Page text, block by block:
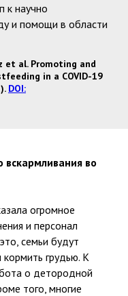
к научно
и помощи в области
et al. Promoting and
in a COVID-19
DOI:
во
огромное
и персонал
семьи будут
грудью. К
о детородной
того, многие